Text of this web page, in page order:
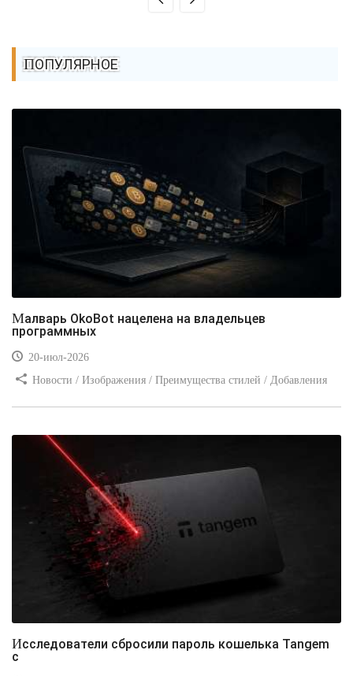
ПОПУЛЯРНОЕ
Малварь OkoBot нацелена на владельцев
программных
20-июл-2026
Новости / Изображения / Преимущества стилей / Добавления
Исследователи сбросили пароль кошелька Tangem
с